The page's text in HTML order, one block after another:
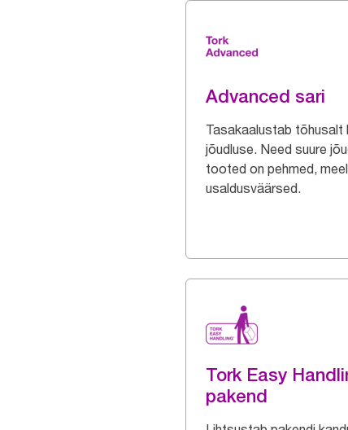
Advanced sari
Tasakaalustab tõhusalt
jõudluse. Need suure
tooted on pehmed,
usaldusväärsed.
Tork Easy
pakend